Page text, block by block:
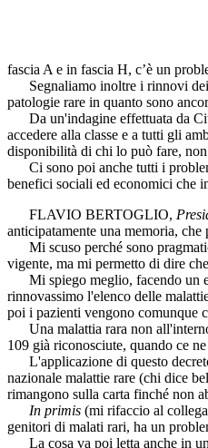
fascia A e in fascia H, c’è un
Segnaliamo inoltre i rinnovi dei
patologie rare in quanto sono
Da un'indagine effettuata da
accedere alla classe e a tutti gli
disponibilità di chi lo può fare,
Ci sono poi anche tutti i
benefici sociali ed economici che
FLAVIO BERTOGLIO,
anticipatamente una memoria,
Mi scuso perché sono
vigente, ma mi permetto di dire
Mi spiego meglio, facendo un
rinnovassimo l'elenco delle
poi i pazienti vengono comunque
Una malattia rara non all'interno
109 già riconosciute, quando ce
L'applicazione di questo
nazionale malattie rare (chi dice
rimangono sulla carta finché non
In primis (mi rifaccio al
genitori di malati rari, ha un
La cosa va poi letta anche in